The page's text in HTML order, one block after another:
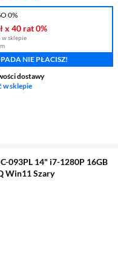
0%
x 40 rat0%
sklepie
NIE PŁACISZ!
dostawy
w sklepie
093PL 14" i7-1280P 16GB
Win11 Szary